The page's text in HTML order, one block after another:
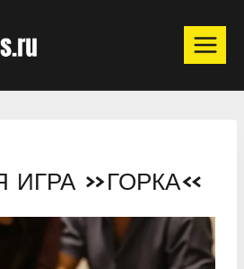
ИГРА «ГОРКА»